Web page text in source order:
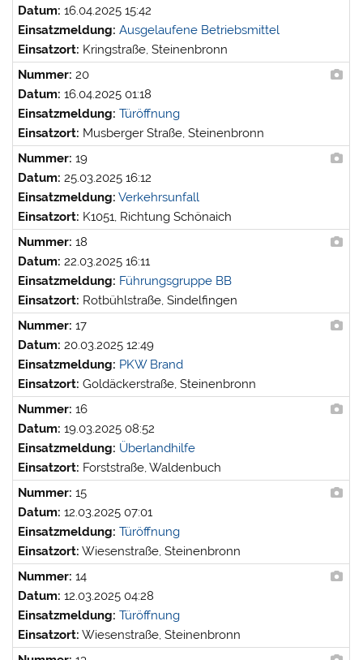
Datum: 16.04.2025 15:42
Einsatzmeldung: Ausgelaufene Betriebsmittel
Einsatzort: Kringstraße, Steinenbronn
Nummer: 20
Datum: 16.04.2025 01:18
Einsatzmeldung: Türöffnung
Einsatzort: Musberger Straße, Steinenbronn
Nummer: 19
Datum: 25.03.2025 16:12
Einsatzmeldung: Verkehrsunfall
Einsatzort: K1051, Richtung Schönaich
Nummer: 18
Datum: 22.03.2025 16:11
Einsatzmeldung: Führungsgruppe BB
Einsatzort: Rotbühlstraße, Sindelfingen
Nummer: 17
Datum: 20.03.2025 12:49
Einsatzmeldung: PKW Brand
Einsatzort: Goldäckerstraße, Steinenbronn
Nummer: 16
Datum: 19.03.2025 08:52
Einsatzmeldung: Überlandhilfe
Einsatzort: Forststraße, Waldenbuch
Nummer: 15
Datum: 12.03.2025 07:01
Einsatzmeldung: Türöffnung
Einsatzort: Wiesenstraße, Steinenbronn
Nummer: 14
Datum: 12.03.2025 04:28
Einsatzmeldung: Türöffnung
Einsatzort: Wiesenstraße, Steinenbronn